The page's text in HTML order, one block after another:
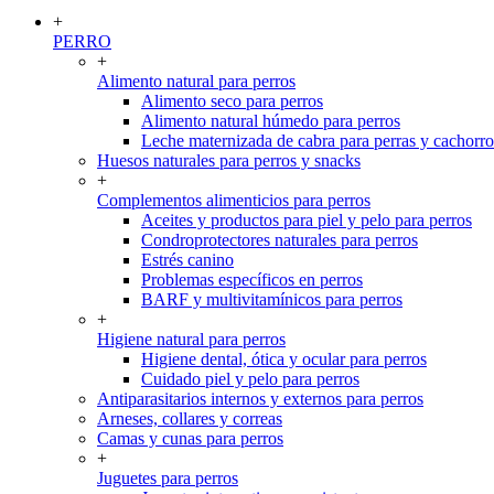
+
PERRO
+
Alimento natural para perros
Alimento seco para perros
Alimento natural húmedo para perros
Leche maternizada de cabra para perras y
Huesos naturales para perros y snacks
+
Complementos alimenticios para perros
Aceites y productos para piel y pelo para perros
Condroprotectores naturales para perros
Estrés canino
Problemas específicos en perros
BARF y multivitamínicos para perros
+
Higiene natural para perros
Higiene dental, ótica y ocular para perros
Cuidado piel y pelo para perros
Antiparasitarios internos y externos para perros
Arneses, collares y correas
Camas y cunas para perros
+
Juguetes para perros